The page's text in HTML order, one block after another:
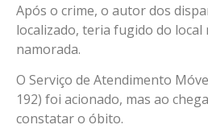
Após o crime, o autor dos
localizado, teria fugido do local
namorada.
O Serviço de Atendimento
192) foi acionado, mas ao
constatar o óbito.